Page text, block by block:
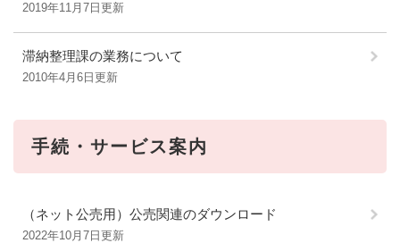
2019年11月7日更新
滞納整理課の業務について
2010年4月6日更新
手続・サービス案内
（ネット公売用）公売関連のダウンロード
2022年10月7日更新